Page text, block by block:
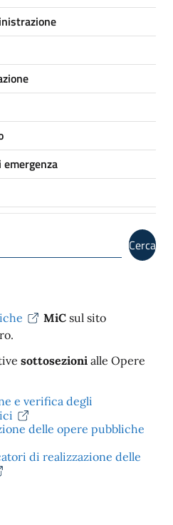
Cerca
MiC sul sito
sottosezioni alle Opere
e verifica degli
delle opere pubbliche
di realizzazione delle